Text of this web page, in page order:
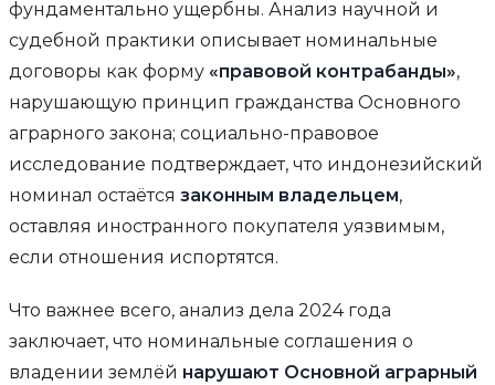
фундаментально ущербны. Анализ научной и
судебной практики описывает номинальные
договоры как форму «правовой контрабанды»,
нарушающую принцип гражданства Основного
аграрного закона; социально-правовое
исследование подтверждает, что индонезийский
номинал остаётся законным владельцем,
оставляя иностранного покупателя уязвимым,
если отношения испортятся.
Что важнее всего, анализ дела 2024 года
заключает, что номинальные соглашения о
владении землёй нарушают Основной аграрный